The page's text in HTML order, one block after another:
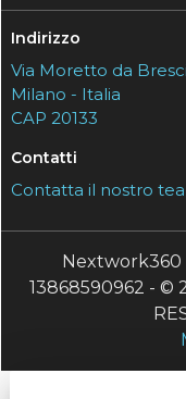
Indirizzo
Via Moretto da
Milano - Italia
CAP 20133
Contatti
Contatta il nostro
Nextwork360
13868590962 - ©